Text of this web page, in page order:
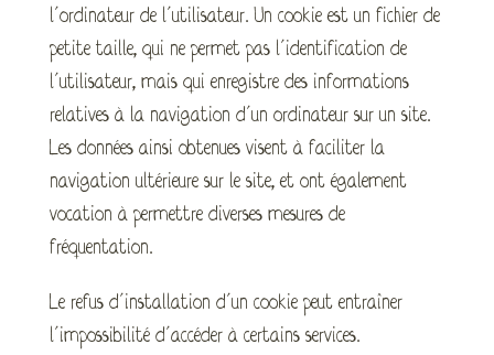
l’ordinateur de l’utilisateur. Un cookie est un fichier de
petite taille, qui ne permet pas l’identification de
l’utilisateur, mais qui enregistre des informations
relatives à la navigation d’un ordinateur sur un site.
Les données ainsi obtenues visent à faciliter la
navigation ultérieure sur le site, et ont également
vocation à permettre diverses mesures de
fréquentation.
Le refus d’installation d’un cookie peut entraîner
l’impossibilité d’accéder à certains services.